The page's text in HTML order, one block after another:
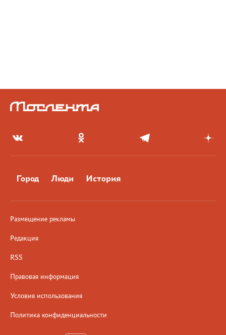
Город Люди История
Размещение рекламы
Редакция
RSS
Правовая информация
Условия использования
Политика конфиденциальности